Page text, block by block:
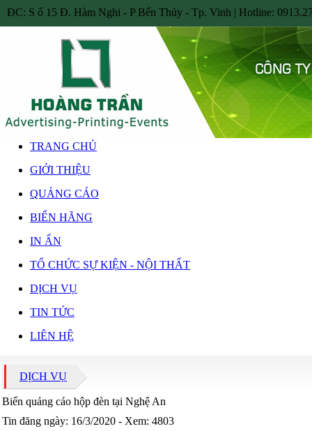
ĐC: S ố 15 Đ. Hàm Nghi - P Bến Thủy - Tp. Vinh | Hotline:
TRANG CHỦ
GIỚI THIỆU
QUẢNG CÁO
BIỂN HÃNG
IN ẤN
TỔ CHỨC SỰ KIỆN - NỘI THẤT
DỊCH VỤ
TIN TỨC
LIÊN HỆ
DỊCH VỤ
Biển quảng cáo hộp đèn tại Nghệ An
Tin đăng ngày: 16/3/2020 - Xem: 4803